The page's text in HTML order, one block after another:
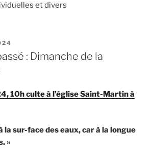
et divers
: Dimanche de la
10h culte à l’église Saint-Martin à
la sur-face des eaux,car à la longue
»